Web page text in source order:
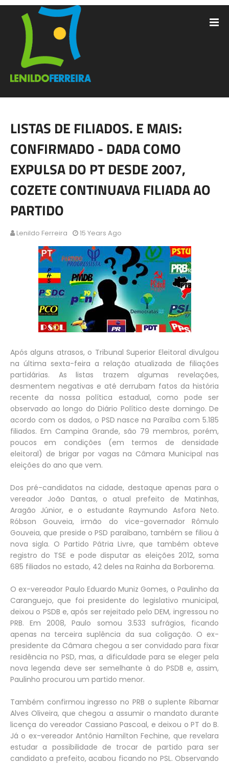
LISTAS DE FILIADOS. E MAIS:
CONFIRMADO - DADA COMO
EXPULSA DO PT DESDE 2007,
COZETE CONTINUAVA FILIADA AO
PARTIDO
Lenildo Ferreira 15 Years Ago
Após alguns atrasos, o Tribunal Superior Eleitoral divulgou
na última sexta-feira a relação atualizada de filiações
partidárias. As listas trazem algumas revelações,
desmentem negativas e até derrubam fatos da história
recente da nossa política estadual, como pode ser
observado ao longo do Diário Político deste domingo. De
acordo com os dados, o PSD nasce na Paraíba com 5.185
filiados. Em Campina Grande, são 79 membros, porém,
poucos em condições (em termos de densidade
eleitoral) de brigar por vagas na Câmara Municipal nas
eleições do ano que vem.
Dos pré-candidatos na cidade, destaque apenas para o
vereador João Dantas, o atual prefeito de Matinhas,
Aragão Júnior, e o estudante Raymundo Asfora Neto.
Róbson Gouveia, irmão do vice-governador Rômulo
Gouveia, que preside o PSD paraibano, também se filiou à
nova sigla. O Partido Pátria Livre, que também obteve
registro do TSE e pode disputar as eleições 2012, soma
685 filiados no estado, 42 deles na Rainha da Borborema.
O ex-vereador Paulo Eduardo Muniz Gomes, o Paulinho da
Caranguejo, que foi presidente do legislativo municipal,
deixou o PSDB e, após ser rejeitado pelo DEM, ingressou no
PRB. Em 2008, Paulo somou 3.533 sufrágios, ficando
apenas na terceira suplência da sua coligação. O ex-
presidente da Câmara chegou a ser convidado para fixar
residência no PSD, mas, a dificuldade para se eleger pela
nova legenda deve ser semelhante à do PSDB e, assim,
Paulinho procurou um partido menor.
Também confirmou ingresso no PRB o suplente Ribamar
Alves Oliveira, que chegou a assumir o mandato durante
licença do vereador Cassiano Pascoal, e deixou o PT do B.
Já o ex-vereador Antônio Hamilton Fechine, que revelara
estudar a possibilidade de trocar de partido para ser
candidato a prefeito, acabou ficando no PSL. Observando